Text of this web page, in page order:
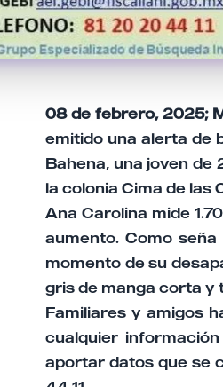
08 de febrero, 2025;
emitido una alerta de
Bahena, una joven de
la colonia Cima de las
Ana Carolina mide
aumento. Como
momento de su
gris de manga corta y
Familiares y amigos
cualquier
aportar datos que se